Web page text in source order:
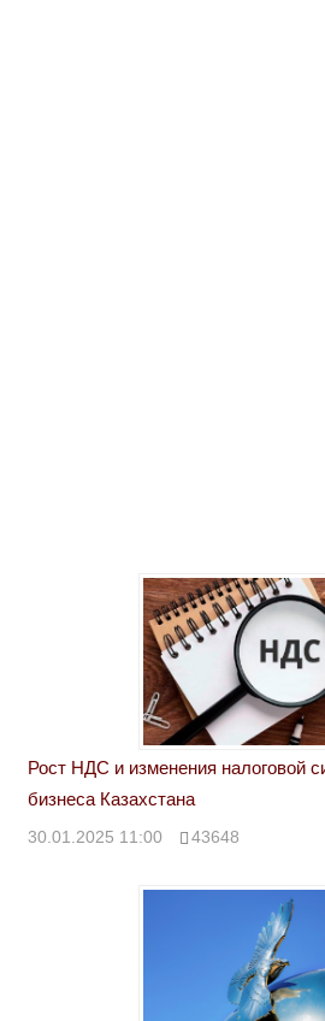
Рост НДС и изменения налоговой
бизнеса Казахстана
30.01.2025 11:00 43648